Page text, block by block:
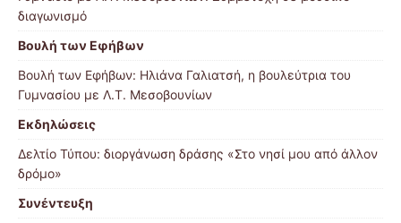
διαγωνισμό
Βουλή των Εφήβων
Βουλή των Εφήβων: Ηλιάνα Γαλιατσή, η βουλεύτρια του
Γυμνασίου με Λ.Τ. Μεσοβουνίων
Εκδηλώσεις
Δελτίο Τύπου: διοργάνωση δράσης «Στο νησί μου από άλλον
δρόμο»
Συνέντευξη